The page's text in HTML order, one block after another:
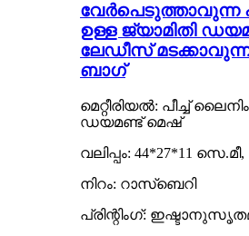
ഉള്ള ജ്യാമിതി
ലേഡീസ്
ബാഗ്
മെറ്റീരിയൽ: പീച്ച്
ഡയമണ്ട് മെഷ്
വലിപ്പം: 44*27*11 സെ.മീ,
നിറം: റാസ്ബെറി
പ്രിന്റിംഗ്: